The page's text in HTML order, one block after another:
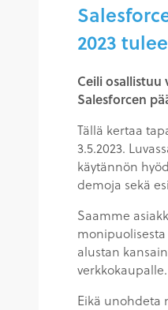
2023
Ceili
Salesforcen
Tällä kertaa
3.5.2023.
käytännön
demoja sekä
Saamme
alustan
verkkokaupalle.
Eikä unohdeta